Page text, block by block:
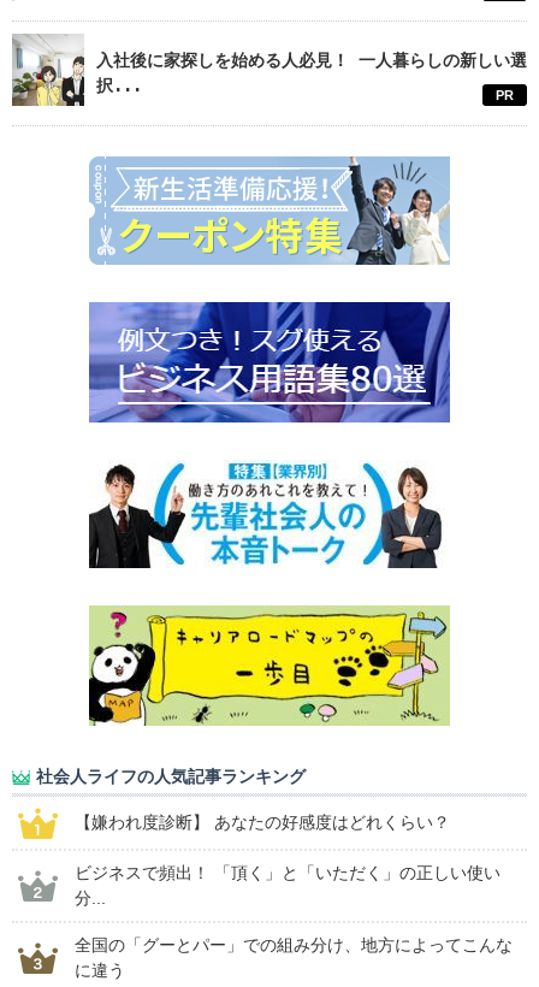
入社後に家探しを始める人必見！ 一人暮らしの新しい選
択...
PR
社会人ライフの人気記事ランキング
【嫌われ度診断】 あなたの好感度はどれくらい？
ビジネスで頻出！ 「頂く」と「いただく」の正しい使い
分...
全国の「グーとパー」での組み分け、地方によってこんな
に違う